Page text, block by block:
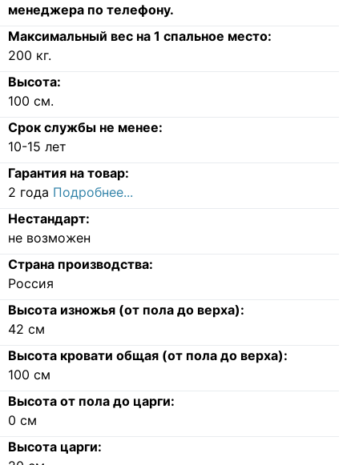
менеджера по телефону.
Максимальный вес на 1 спальное место:
200 кг.
Высота:
100 см.
Срок службы не менее:
10-15 лет
Гарантия на товар:
2 года Подробнее...
Нестандарт:
не возможен
Страна производства:
Россия
Высота изножья (от пола до верха):
42 см
Высота кровати общая (от пола до верха):
100 см
Высота от пола до царги:
0 см
Высота царги: